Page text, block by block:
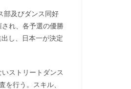
部及びダンス同好
れ、各予選の優勝
し、⽇本⼀が決定
ストリートダンス
を行う。スキル、